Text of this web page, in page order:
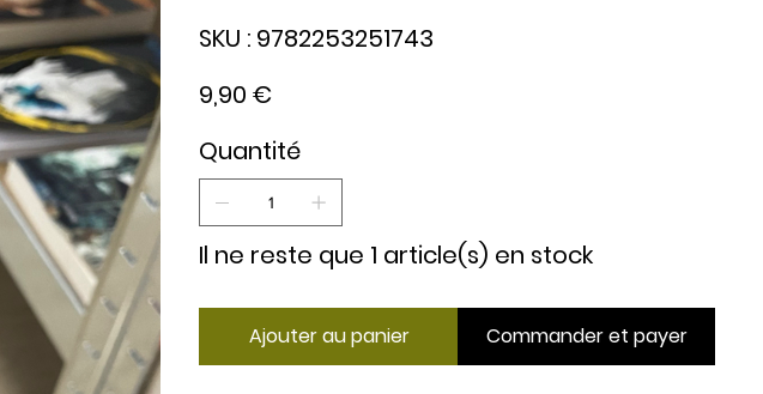
SKU : 9782253251743
9782253251743
9,90 €
Quantité
Il ne reste que 1 article(s) en stock
Ajouter au panier Commander et payer